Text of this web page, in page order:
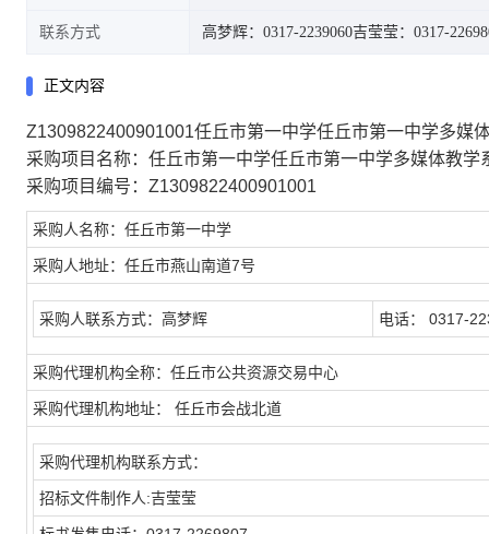
联系方式 高梦辉：0317-2239060吉莹莹：0317-
正文内容
Z1309822400901001任丘市第一中学任丘市第一中学多媒
采购项目名称：任丘市第一中学任丘市第一中学多媒体教学
采购项目编号：Z1309822400901001
采购人名称：任丘市第一中学
采购人地址：任丘市燕山南道7号
采购人联系方式：高梦辉 电话： 0317-
采购代理机构全称：任丘市公共资源交易中心
采购代理机构地址： 任丘市会战北道
采购代理机构联系方式：
招标文件制作人:吉莹莹